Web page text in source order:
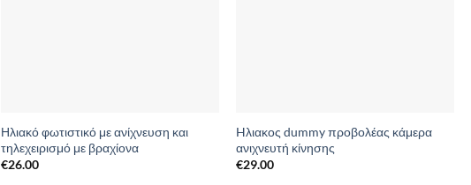
Ηλιακό φωτιστικό με ανίχνευση και
τηλεχειρισμό με βραχίονα
€26.00
Hλιακος dummy προβολέας κάμερα
ανιχνευτή κίνησης
€29.00